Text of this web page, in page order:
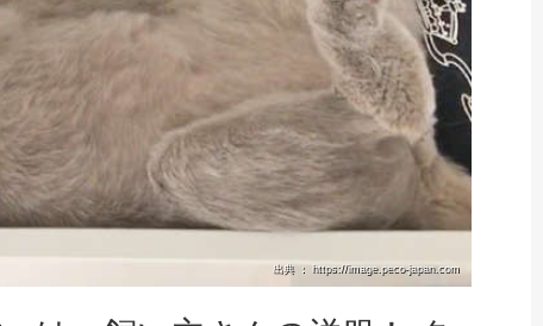
出典 ： https://image.peco-japan.com